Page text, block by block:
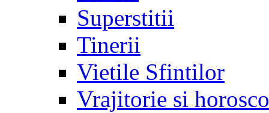
Superstitii
Tinerii
Vietile Sfintilor
Vrajitorie si